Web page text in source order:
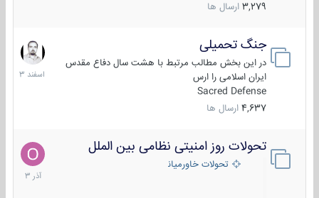
3,279 ارسال ها
جنگ تحمیلی
در این بخش مطالب مرتبط با هشت سال دفاع مقدس
ایران اسلامی را ارس
Sacred Defense
4,637 ارسال ها
20
اسفند
1403
تحولات روز امنیتی نظامی بین الملل
تحولات خاورمیانه
21
آذر
1403